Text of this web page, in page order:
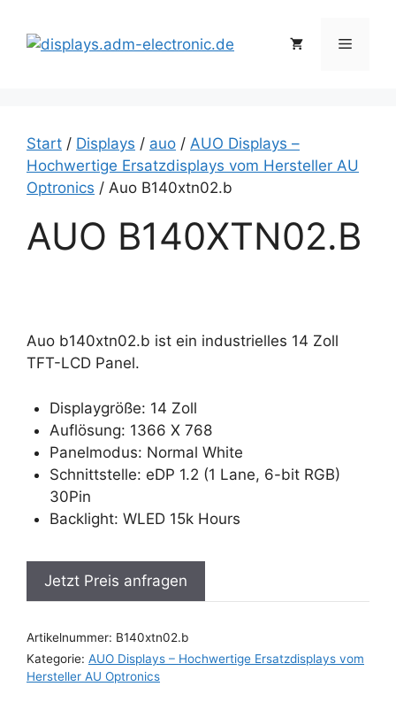
Inhalt
springen
Menü
Start / Displays / auo / AUO Displays –
Hochwertige Ersatzdisplays vom Hersteller AU
Optronics / Auo B140xtn02.b
AUO B140XTN02.B
Auo b140xtn02.b ist ein industrielles 14 Zoll
TFT-LCD Panel.
Displaygröße: 14 Zoll
Auflösung: 1366 X 768
Panelmodus: Normal White
Schnittstelle: eDP 1.2 (1 Lane, 6-bit RGB)
30Pin
Backlight: WLED 15k Hours
Jetzt Preis anfragen
Artikelnummer: B140xtn02.b
Kategorie: AUO Displays – Hochwertige Ersatzdisplays vom
Hersteller AU Optronics